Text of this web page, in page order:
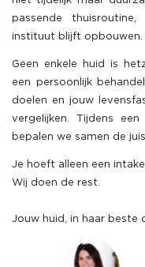
passende
instituut blijft opbouwen.
Geen enkele huid is
een persoonlijk
doelen en jouw
vergelijken. Tijdens
bepalen we samen de
Je hoeft alleen een
Wij doen de rest.
Jouw huid, in haar beste